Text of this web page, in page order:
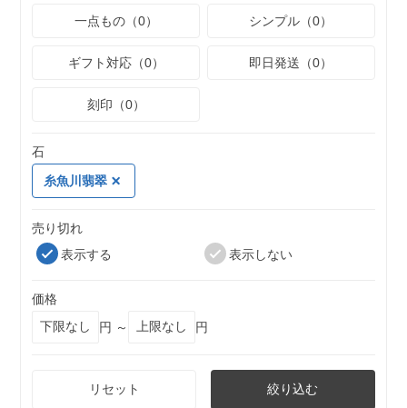
一点もの（0）
シンプル（0）
ギフト対応（0） 即日発送（0）
刻印（0）
石
糸魚川翡翠
売り切れ
表示する
表示しない
価格
円 ～
円
リセット 絞り込む